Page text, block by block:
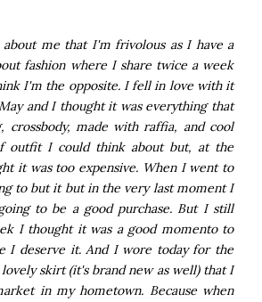
me that I'm frivolous as I have a
fashion where I share twice a week
I'm the opposite. I fell in love with it
and I thought it was everything that
crossbody, made with raffia, and cool
outfit I could think about but, at the
it was too expensive. When I went to
to but it but in the very last moment I
to be a good purchase. But I still
I thought it was a good momento to
I deserve it. And I wore today for the
skirt (it's brand new as well) that I
in my hometown. Because when